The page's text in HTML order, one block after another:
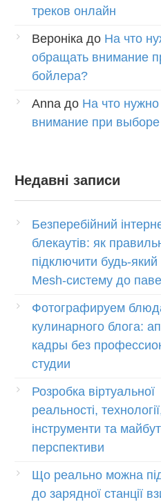
треков онлайн
Вероніка до На что
обращать внимание
бойлера?
Anna до На что
внимание при
Недавні записи
Безперебійний
блекаутів: як
підключити будь-який
Mesh-систему до
Фотографируем
кулинарного блога:
кадры без
студии
Розробка віртуальної
реальності,
інструменти та
перспективи
Що реально можна
до зарядної станції